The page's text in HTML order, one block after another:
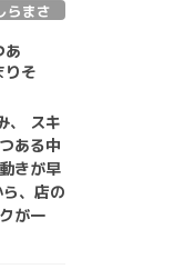
らまさ
あ
りそ
、 スキ
ある中
きが早
、店の
が一